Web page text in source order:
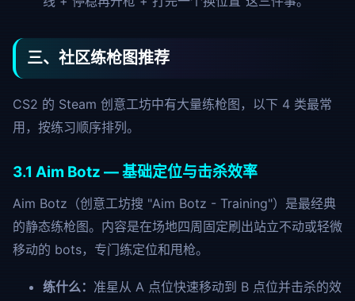
三、社区练枪图推荐
CS2 的 Steam 创意工坊中有大量练枪图，以下 4 类最常
用，按练习顺序排列。
3.1 Aim Botz — 基础定位与击杀效率
Aim Botz（创意工坊搜 "Aim Botz - Training"）是最经典
的静态练枪图。内容是在场地四周固定刷出站立不动或轻微
移动的 bots，专门练定位和甩枪。
练什么： 准星从 A 点位快速移动到 B 点位并击杀的效